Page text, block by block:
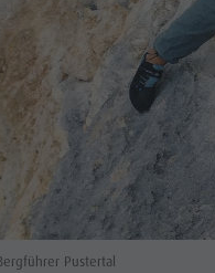
Pustertal